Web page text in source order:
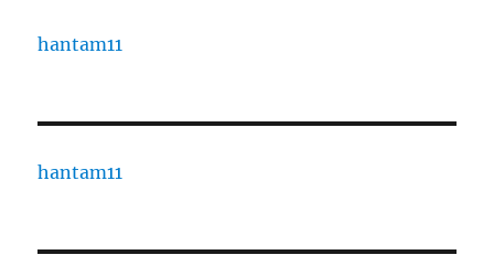
hantam11
hantam11